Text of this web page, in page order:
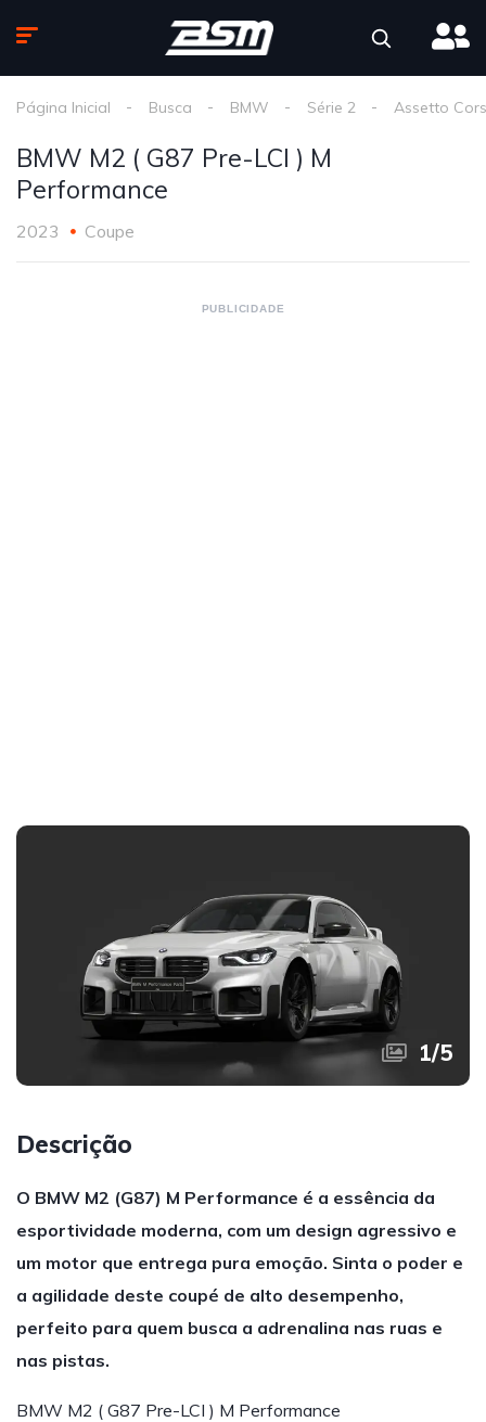
Página Inicial Busca BMW Série 2 Assetto
BMW M2 ( G87 Pre-LCI ) M
Performance
2023 Coupe
PUBLICIDADE
1/5
Descrição
O BMW M2 (G87) M Performance é a essência da
esportividade moderna, com um design agressivo e
um motor que entrega pura emoção. Sinta o poder e
a agilidade deste coupé de alto desempenho,
perfeito para quem busca a adrenalina nas ruas e
nas pistas.
BMW M2 ( G87 Pre-LCI ) M Performance